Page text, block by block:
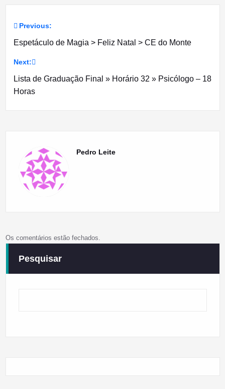
Navegação
de
artigos
Previous:
Espetáculo de Magia > Feliz Natal > CE do Monte
Next:
Lista de Graduação Final » Horário 32 » Psicólogo – 18
Horas
Pedro Leite
Os comentários estão fechados.
Pesquisar